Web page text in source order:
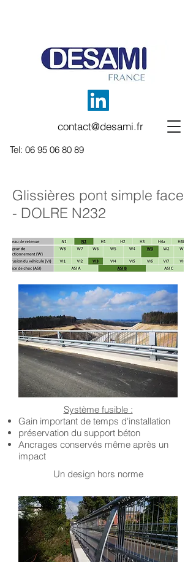
contact@desami.fr
Tel: 06 95 06 80 89
Glissières pont simple face
- DOLRE N232
Système fusible :
Gain important de temps d'installation
préservation du support béton
Ancrages conservés même après un
impact
Un design hors norme